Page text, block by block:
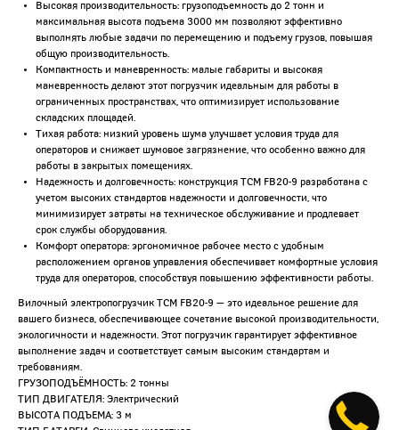
Высокая производительность: грузоподъемность до 2 тонн и
максимальная высота подъема 3000 мм позволяют эффективно
выполнять любые задачи по перемещению и подъему грузов, повышая
общую производительность.
Компактность и маневренность: малые габариты и высокая
маневренность делают этот погрузчик идеальным для работы в
ограниченных пространствах, что оптимизирует использование
складских площадей.
Тихая работа: низкий уровень шума улучшает условия труда для
операторов и снижает шумовое загрязнение, что особенно важно для
работы в закрытых помещениях.
Надежность и долговечность: конструкция TCM FB20-9 разработана с
учетом высоких стандартов надежности и долговечности, что
минимизирует затраты на техническое обслуживание и продлевает
срок службы оборудования.
Комфорт оператора: эргономичное рабочее место с удобным
расположением органов управления обеспечивает комфортные условия
труда для операторов, способствуя повышению эффективности работы.
Вилочный электропогрузчик TCM FB20-9 — это идеальное решение для
вашего бизнеса, обеспечивающее сочетание высокой производительности,
экологичности и надежности. Этот погрузчик гарантирует эффективное
выполнение задач и соответствует самым высоким стандартам и
требованиям.
ГРУЗОПОДЪЁМНОСТЬ: 2 тонны
ТИП ДВИГАТЕЛЯ: Электрический
ВЫСОТА ПОДЪЕМА: 3 м